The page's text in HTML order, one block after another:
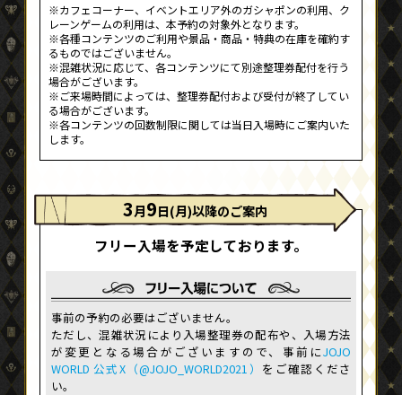
※カフェコーナー、イベントエリア外のガシャポンの利用、ク
レーンゲームの利用は、本予約の対象外となります。
※各種コンテンツのご利用や景品・商品・特典の在庫を確約す
るものではございません。
※混雑状況に応じて、各コンテンツにて別途整理券配付を行う
場合がございます。
※ご来場時間によっては、整理券配付および受付が終了してい
る場合がございます。
※各コンテンツの回数制限に関しては当日入場時にご案内いた
します。
3月9日(月)以降のご案内
フリー入場を予定しております。
事前の予約の必要はございません。
ただし、混雑状況により入場整理券の配布や、入場方法
が変更となる場合がございますので、事前にJOJO
WORLD 公式X（@JOJO_WORLD2021） をご確認くださ
い。